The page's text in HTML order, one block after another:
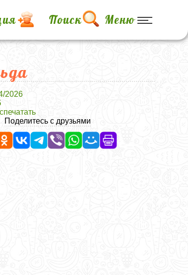
Поиск Меню
2026
Поделитесь с друзьями